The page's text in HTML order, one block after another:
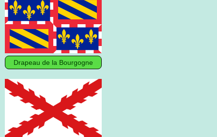
Drapeau de la Bourgogne